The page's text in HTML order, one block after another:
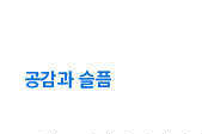
공감과 슬픔